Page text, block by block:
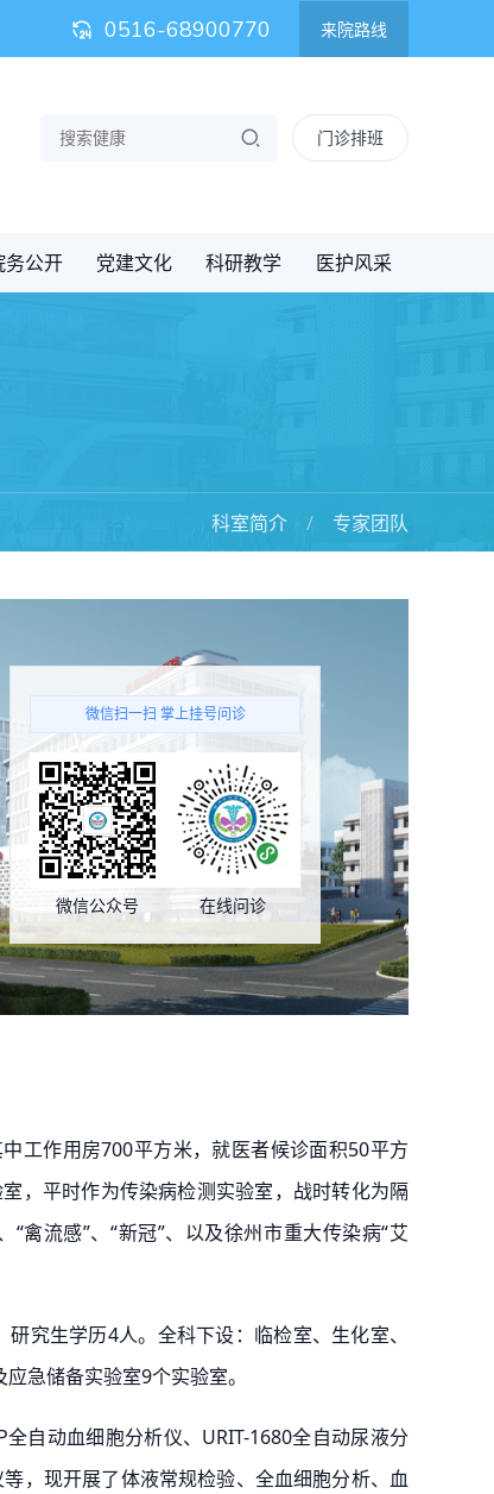
0516-68900770 来院路线
门诊排班
务公开 党建文化 科研教学 医护风采
科室简介 专家团队
微信扫一扫 掌上挂号问诊
微信公众号 在线问诊
工作用房700平方米，就医者候诊面积50平方
，平时作为传染病检测实验室，战时转化为隔
禽流感”、“新冠”、以及徐州市重大传染病“艾
究生学历4人。全科下设：临检室、生化室、
急储备实验室9个实验室。
自动血细胞分析仪、URIT-1680全自动尿液分
，现开展了体液常规检验、全血细胞分析、血